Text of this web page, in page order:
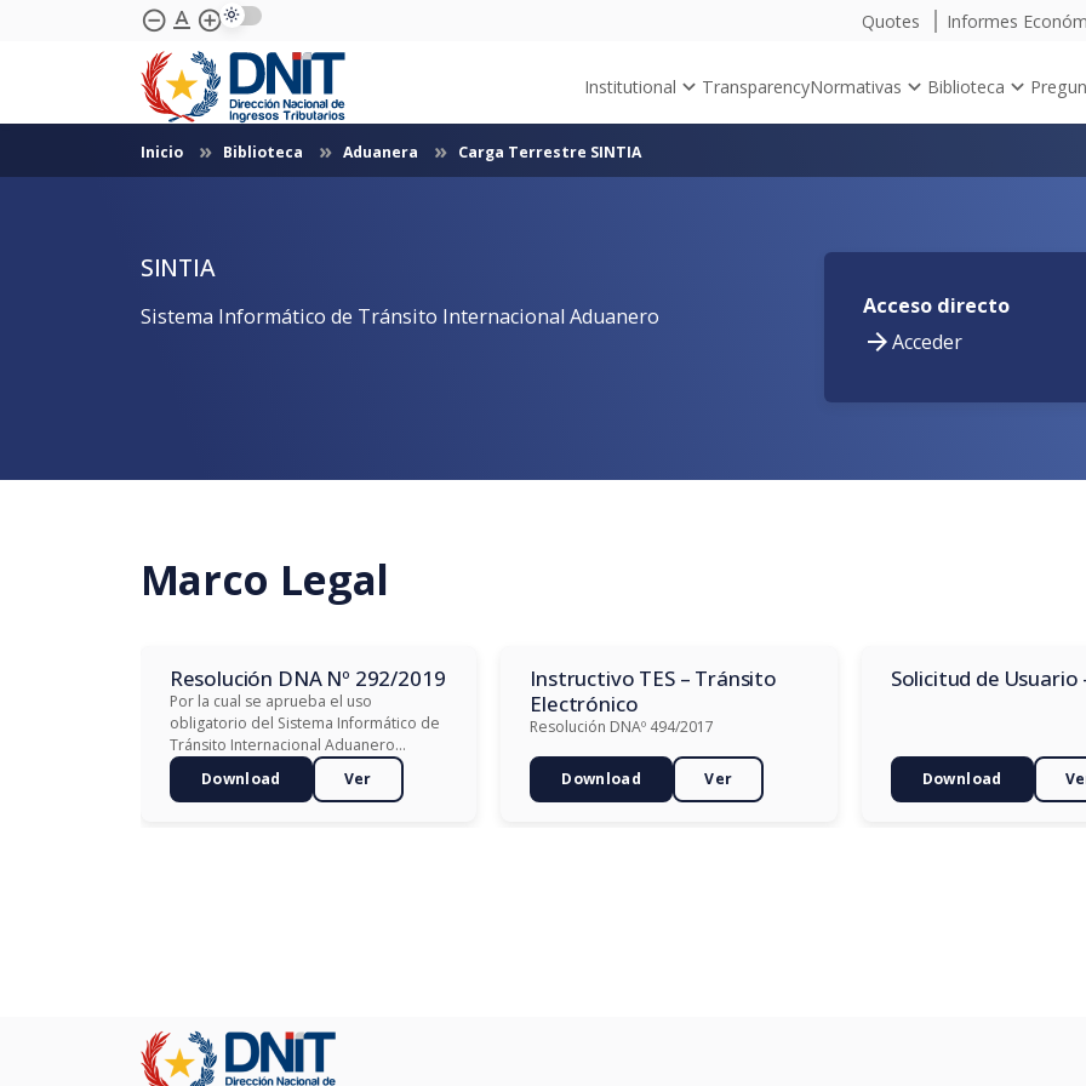
Skip to Main Content
remove_circle_outline text_format add_circle_outline Quotes Informes
Institutional TransparencyNormativas Biblioteca
Inicio Biblioteca Aduanera Carga Terrestre SINTIA
SINTIA
Sistema Informático de Tránsito Internacional Aduanero
Acceso directo
Acceder
Marco Legal
Resolución DNA Nº 292/2019
Por la cual se aprueba el uso
obligatorio del Sistema Informático de
Tránsito Internacional Aduanero
(SINTIA), para la formulación del
Manifiesto Internacional de Cargas, en
Download Ver
Instructivo TES – Tránsito
Electrónico
Resolución DNAº 494/2017
Download Ver
Solicitud de Usuario
Download